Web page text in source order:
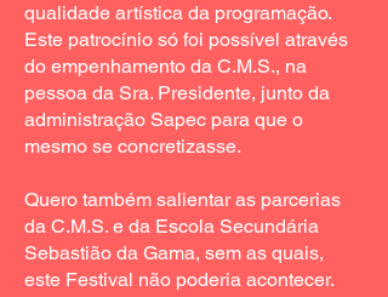
qualidade artística da programação.
Este patrocínio só foi possível através
do empenhamento da C.M.S., na
pessoa da Sra. Presidente, junto da
administração Sapec para que o
mesmo se concretizasse.
Quero também salientar as parcerias
da C.M.S. e da Escola Secundária
Sebastião da Gama, sem as quais,
este Festival não poderia acontecer.